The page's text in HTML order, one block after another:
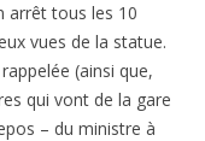
arrêt tous les 10
vues de la statue.
(ainsi que,
qui vont de la gare
– du ministre à